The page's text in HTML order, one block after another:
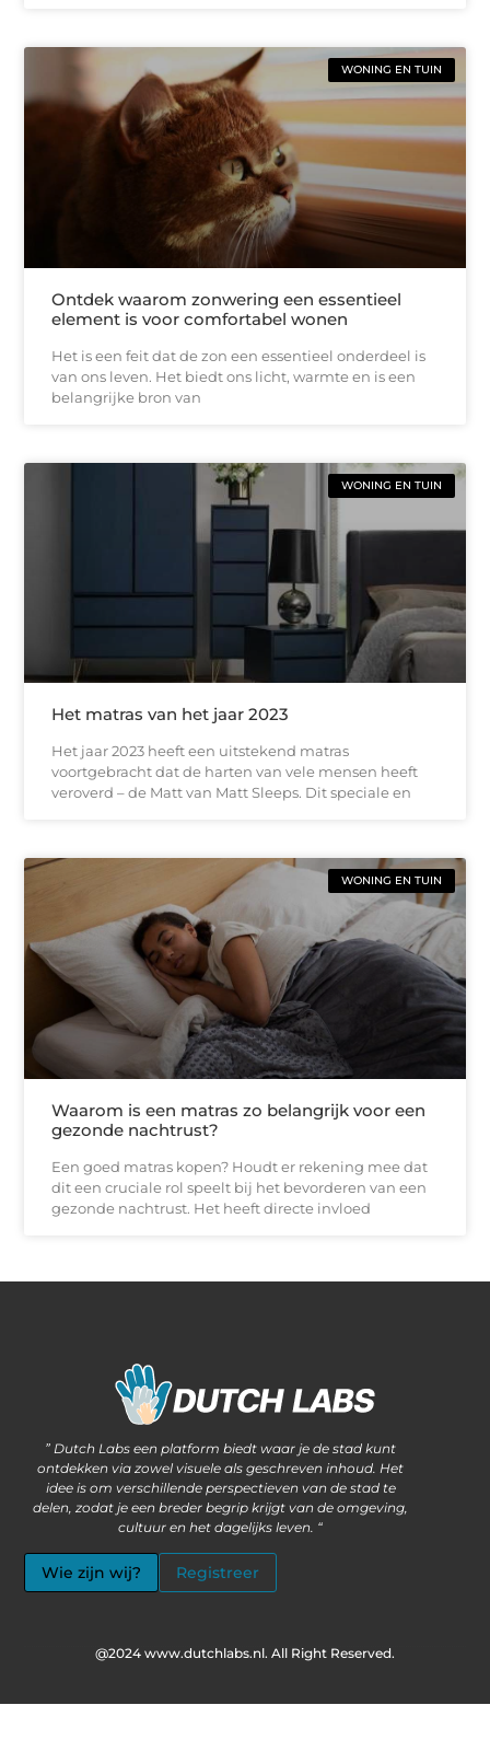
WONING EN TUIN
Ontdek waarom zonwering een essentieel
element is voor comfortabel wonen
Het is een feit dat de zon een essentieel onderdeel is
van ons leven. Het biedt ons licht, warmte en is een
belangrijke bron van
WONING EN TUIN
Het matras van het jaar 2023
Het jaar 2023 heeft een uitstekend matras
voortgebracht dat de harten van vele mensen heeft
veroverd – de Matt van Matt Sleeps. Dit speciale en
WONING EN TUIN
Waarom is een matras zo belangrijk voor een
gezonde nachtrust?
Een goed matras kopen? Houdt er rekening mee dat
dit een cruciale rol speelt bij het bevorderen van een
gezonde nachtrust. Het heeft directe invloed
” Dutch Labs een platform biedt waar je de stad kunt
ontdekken via zowel visuele als geschreven inhoud. Het
idee is om verschillende perspectieven van de stad te
delen, zodat je een breder begrip krijgt van de omgeving,
cultuur en het dagelijks leven. “
Wie zijn wij? Registreer
@2024 www.dutchlabs.nl. All Right Reserved.